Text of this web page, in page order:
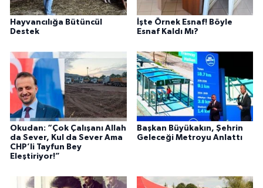
Hayvancılığa Bütüncül
Destek
İşte Örnek Esnaf! Böyle
Esnaf Kaldı Mı?
Okudan: “Çok Çalışanı Allah
da Sever, Kul da Sever Ama
CHP’li Tayfun Bey
Eleştiriyor!”
Başkan Büyükakın, Şehrin
Geleceği Metroyu Anlattı